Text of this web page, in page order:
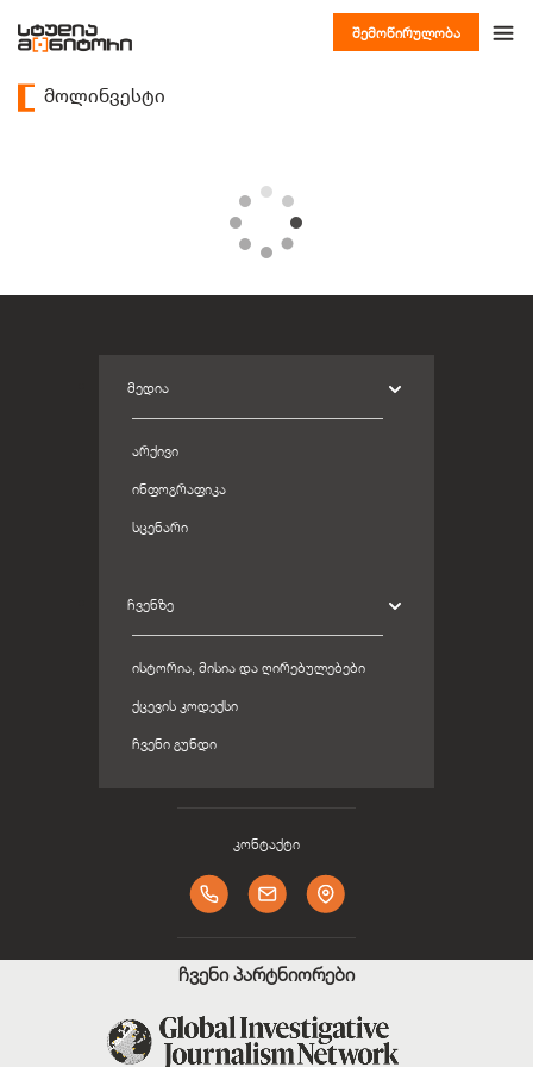
შემოწირულობა
მოლინვესტი
ᲛᲔᲓᲘᲐ
ᲐᲠᲥᲘᲕᲘ
ᲘᲜᲤᲝᲒᲠᲐᲤᲘᲙᲐ
ᲡᲪᲔᲜᲐᲠᲘ
ᲩᲕᲔᲜᲖᲔ
ᲘᲡᲢᲝᲠᲘᲐ, ᲛᲘᲡᲘᲐ ᲓᲐ ᲦᲘᲠᲔᲑᲣᲚᲔᲑᲔᲑᲘ
ᲥᲪᲔᲕᲘᲡ ᲙᲝᲓᲔᲥᲡᲘ
ᲩᲕᲔᲜᲘ ᲒᲣᲜᲓᲘ
კონტაქტი
ჩვენი პარტნიორები